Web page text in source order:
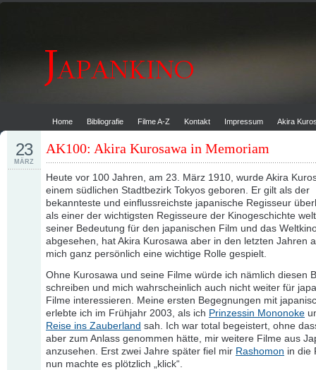
Home Bibliografie Filme A-Z Kontakt Impressum Akira
AK100: Akira Kurosawa in Memoriam
23
MÄRZ
Heute vor 100 Jahren, am 23. März 1910, wurde Akira
einem südlichen Stadtbezirk Tokyos geboren. Er gilt als der
bekannteste und einflussreichste japanische Regisseur
als einer der wichtigsten Regisseure der Kinogeschichte
seiner Bedeutung für den japanischen Film und das
abgesehen, hat Akira Kurosawa aber in den letzten Jahren
mich ganz persönlich eine wichtige Rolle gespielt.
Ohne Kurosawa und seine Filme würde ich nämlich diesen
schreiben und mich wahrscheinlich auch nicht weiter für
Filme interessieren. Meine ersten Begegnungen mit
erlebte ich im Frühjahr 2003, als ich Prinzessin Mononoke
Reise ins Zauberland sah. Ich war total begeistert, ohne
aber zum Anlass genommen hätte, mir weitere Filme aus
anzusehen. Erst zwei Jahre später fiel mir Rashomon in die
nun machte es plötzlich „klick“.